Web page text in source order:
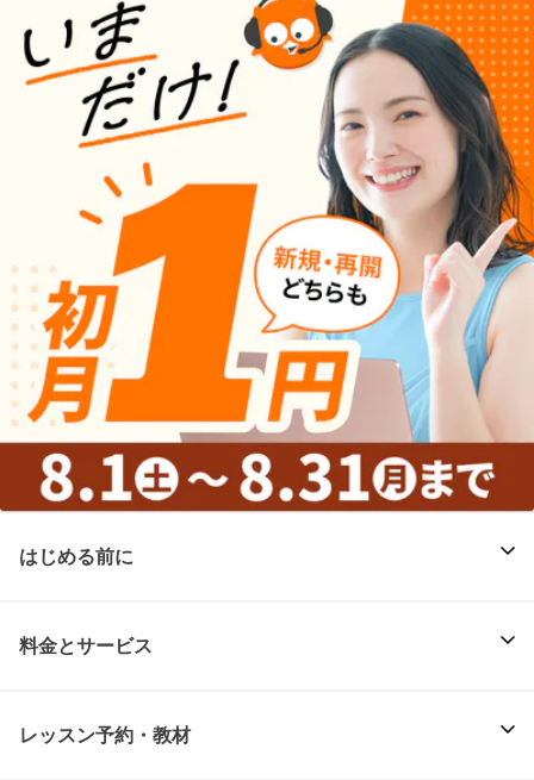
はじめる前に
料金とサービス
レッスン予約・教材